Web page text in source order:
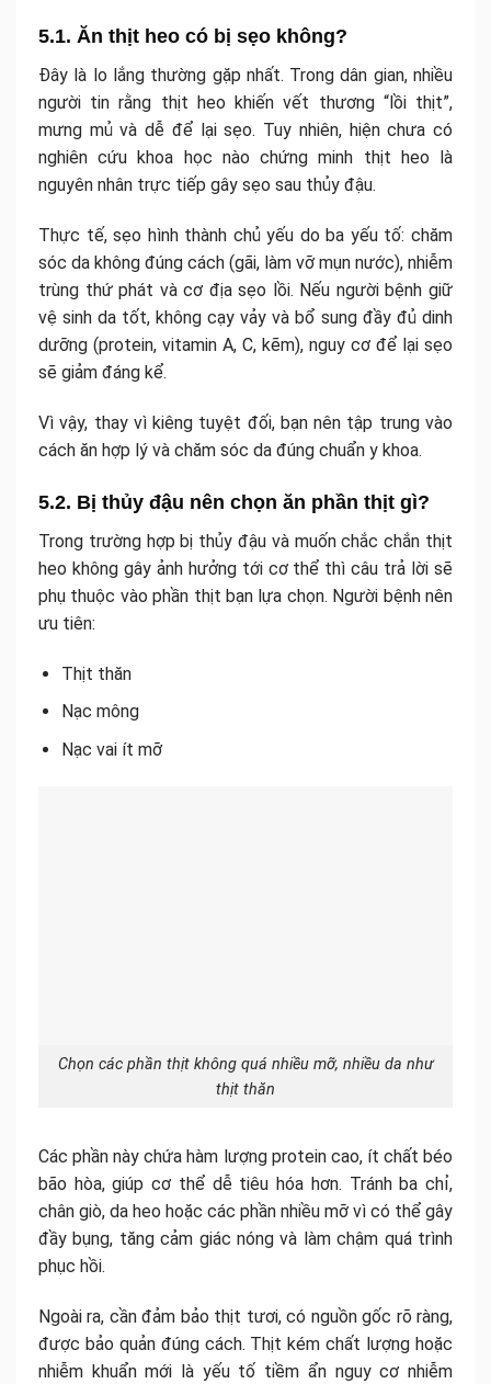
5.1. Ăn thịt heo có bị sẹo không?
Đây là lo lắng thường gặp nhất. Trong dân gian, nhiều
người tin rằng thịt heo khiến vết thương “lồi thịt”,
mưng mủ và dễ để lại sẹo. Tuy nhiên, hiện chưa có
nghiên cứu khoa học nào chứng minh thịt heo là
nguyên nhân trực tiếp gây sẹo sau thủy đậu.
Thực tế, sẹo hình thành chủ yếu do ba yếu tố: chăm
sóc da không đúng cách (gãi, làm vỡ mụn nước), nhiễm
trùng thứ phát và cơ địa sẹo lồi. Nếu người bệnh giữ
vệ sinh da tốt, không cạy vảy và bổ sung đầy đủ dinh
dưỡng (protein, vitamin A, C, kẽm), nguy cơ để lại sẹo
sẽ giảm đáng kể.
Vì vậy, thay vì kiêng tuyệt đối, bạn nên tập trung vào
cách ăn hợp lý và chăm sóc da đúng chuẩn y khoa.
5.2. Bị thủy đậu nên chọn ăn phần thịt gì?
Trong trường hợp bị thủy đậu và muốn chắc chắn thịt
heo không gây ảnh hưởng tới cơ thể thì câu trả lời sẽ
phụ thuộc vào phần thịt bạn lựa chọn. Người bệnh nên
ưu tiên:
Thịt thăn
Nạc mông
Nạc vai ít mỡ
Chọn các phần thịt không quá nhiều mỡ, nhiều da như
thịt thăn
Các phần này chứa hàm lượng protein cao, ít chất béo
bão hòa, giúp cơ thể dễ tiêu hóa hơn. Tránh ba chỉ,
chân giò, da heo hoặc các phần nhiều mỡ vì có thể gây
đầy bụng, tăng cảm giác nóng và làm chậm quá trình
phục hồi.
Ngoài ra, cần đảm bảo thịt tươi, có nguồn gốc rõ ràng,
được bảo quản đúng cách. Thịt kém chất lượng hoặc
nhiễm khuẩn mới là yếu tố tiềm ẩn nguy cơ nhiễm